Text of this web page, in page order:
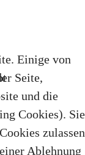
Einige von
Seite,
und die
Cookies). Sie
zulassen
Ablehnung